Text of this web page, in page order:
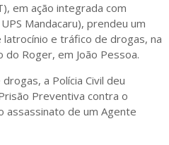
em ação integrada com
Mandacaru), prendeu um
e tráfico de drogas, na
Roger, em João Pessoa.
a Polícia Civil deu
Preventiva contra o
assassinato de um Agente